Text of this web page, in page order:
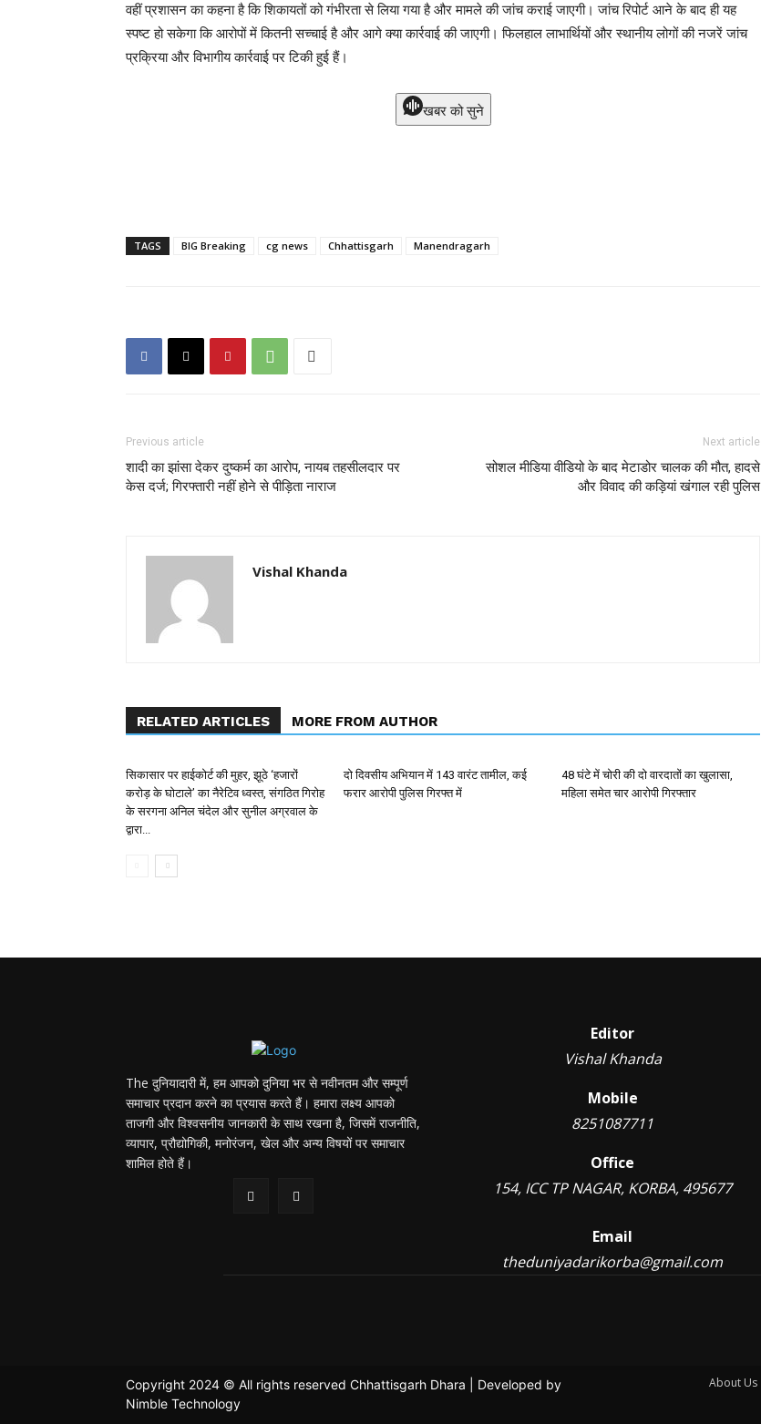
वहीं प्रशासन का कहना है कि शिकायतों को गंभीरता से लिया गया है और मामले की जांच कराई जाएगी। जांच रिपोर्ट आने के बाद ही यह
स्पष्ट हो सकेगा कि आरोपों में कितनी सच्चाई है और आगे क्या कार्रवाई की जाएगी। फिलहाल लाभार्थियों और स्थानीय लोगों की नजरें जांच
प्रक्रिया और विभागीय कार्रवाई पर टिकी हुई हैं।
खबर को सुने
TAGS BIG Breaking cg news Chhattisgarh Manendragarh
Previous article
शादी का झांसा देकर दुष्कर्म का आरोप, नायब तहसीलदार पर
केस दर्ज; गिरफ्तारी नहीं होने से पीड़िता नाराज
Next article
सोशल मीडिया वीडियो के बाद मेटाडोर चालक की मौत, हादसे
और विवाद की कड़ियां खंगाल रही पुलिस
Vishal Khanda
RELATED ARTICLES MORE FROM AUTHOR
सिकासार पर हाईकोर्ट की मुहर, झूठे ‘हजारों
करोड़ के घोटाले’ का नैरेटिव ध्वस्त, संगठित गिरोह
के सरगना अनिल चंदेल और सुनील अग्रवाल के
द्वारा...
दो दिवसीय अभियान में 143 वारंट तामील, कई
फरार आरोपी पुलिस गिरफ्त में
48 घंटे में चोरी की दो वारदातों का खुलासा,
महिला समेत चार आरोपी गिरफ्तार
The दुनियादारी में, हम आपको दुनिया भर से नवीनतम और सम्पूर्ण
समाचार प्रदान करने का प्रयास करते हैं। हमारा लक्ष्य आपको
ताजगी और विश्वसनीय जानकारी के साथ रखना है, जिसमें राजनीति,
व्यापार, प्रौद्योगिकी, मनोरंजन, खेल और अन्य विषयों पर समाचार
शामिल होते हैं।
Editor
Vishal Khanda
Mobile
8251087711
Office
154, ICC TP NAGAR, KORBA, 495677
Email
theduniyadarikorba@gmail.com
Copyright 2024 © All rights reserved Chhattisgarh Dhara | Developed by
Nimble Technology
About Us